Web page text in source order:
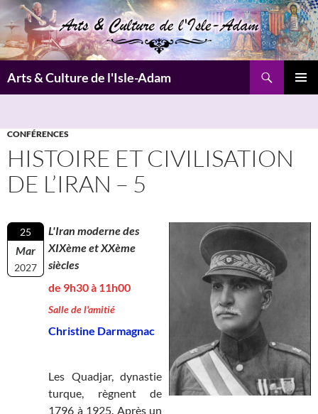
Aller
au
contenu
Arts & Culture de l'Isle-Adam
CONFÉRENCES
HISTOIRE ET CIVILISATION
DE L’IRAN – 5
25
Mar
2027
L'Iran moderne des
XIXème et XXème
siècles
de 9h30 à 11h00
Salle de l'amitié
Christine Darmagnac
Les Quadjar, dynastie
turque, règnent de
1796 à 1925. Après un